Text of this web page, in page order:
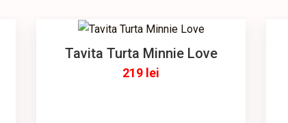
Tavita Turta Minnie Love
219 lei